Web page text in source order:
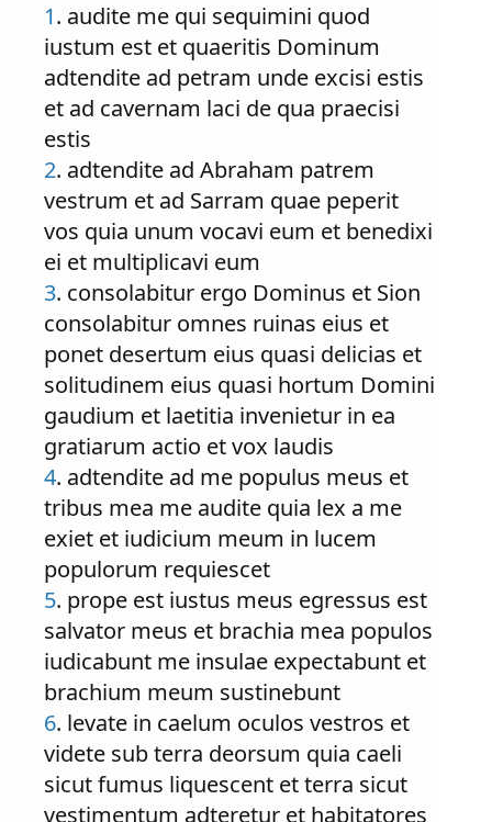
1. audite me qui sequimini quod
iustum est et quaeritis Dominum
adtendite ad petram unde excisi estis
et ad cavernam laci de qua praecisi
estis
2. adtendite ad Abraham patrem
vestrum et ad Sarram quae peperit
vos quia unum vocavi eum et benedixi
ei et multiplicavi eum
3. consolabitur ergo Dominus et Sion
consolabitur omnes ruinas eius et
ponet desertum eius quasi delicias et
solitudinem eius quasi hortum Domini
gaudium et laetitia invenietur in ea
gratiarum actio et vox laudis
4. adtendite ad me populus meus et
tribus mea me audite quia lex a me
exiet et iudicium meum in lucem
populorum requiescet
5. prope est iustus meus egressus est
salvator meus et brachia mea populos
iudicabunt me insulae expectabunt et
brachium meum sustinebunt
6. levate in caelum oculos vestros et
videte sub terra deorsum quia caeli
sicut fumus liquescent et terra sicut
vestimentum adteretur et habitatores